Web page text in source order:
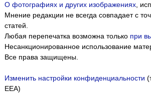
О фотографиях и других изображениях,
Мнение редакции не всегда совпадает с
статей.
Любая перепечатка возможна только при
Несанкционированное использование
Все права защищены.
Изменить настройки конфиденциальности
EEA)